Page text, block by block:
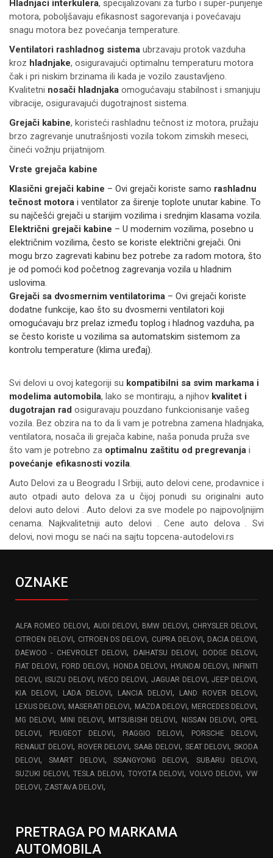
Hladnjaci interkulera, specijalizovani za turbo i super-punjenje
motora, poboljšavaju efikasnost sagorevanja i povećavaju
snagu motora bez povećanja temperature.
Ventilatori rashladnog sistema ubrzavaju protok vazduha
kroz hladnjake, osiguravajući optimalnu temperaturu motora
čak i pri niskim brzinama ili kada je vozilo zaustavljeno.
Kvalitetni nosači hladnjaka omogućavaju stabilnost i smanjuju
vibracije, osiguravajući dugotrajnost sistema.
Grejači kabine, koristeći rashladnu tečnost iz motora, pružaju
brzo zagrevanje unutrašnjosti vozila tokom zimskih meseci,
čineći vožnju prijatnijom.
Vrste grejača kabine
Klasični grejači kabine – Ovi grejači koriste samo rashladnu
tečnost motora i ventilator za širenje toplote unutar kabine. To
su najčešći grejači u starijim vozilima i srednjim klasama vozila.
Električni grejači kabine – U modernim vozilima, posebno u
električnim vozilima, često se koriste električni grejači. Oni
mogu brzo zagrevati kabinu bez potrebe za radom motora, što
je od pomoći kod početnog zagrevanja vozila u hladnim
uslovima.
Grejači sa dvosmernim ventilatorima – Ovi grejači koriste
dodatne funkcije, kao što su dvosmerni ventilatori koji
omogućavaju brz prelaz između toplog i hladnog vazduha, pa
se često koriste u vozilima sa automatskim sistemom za
kontrolu temperature (klima uređaj).
Svi delovi u ovoj kategoriji su kompatibilni sa svim markama i
modelima automobila, lako se montiraju, a njihov kvalitet i
dugotrajan rad osiguravaju pouzdano funkcionisanje vašeg
vozila. Bez obzira na to da li vam je potrebna zamena hladnjaka,
ventilatora, nosača ili grejača kabine, naša ponuda pruža sve
što vam je potrebno za optimalnu zaštitu od pregrevanja i
povećanje efikasnosti vozila.
Auto Delovi za u Beogradu I Srbiji, auto delovi cene, prodavnice i
auto otpadi auto delova za u čijoj ponudi su originalni auto
delovi auto delovi . Auto delovi za sve modele po najpovoljnijim
cenama. Najkvalitetniji auto delovi . Cene auto delova . Svi
delovi, novi mogu se naći na sajtu topcena-autodelovi.rs
OZNAKE
ALFA ROMEO DELOVI , AUDI DELOVI , BMW DELOVI , CHRYSLER DELOVI ,
CITROEN DELOVI , CITROEN DS DELOVI , CUPRA DELOVI , DACIA DELOVI ,
DAEWOO - CHEVROLET DELOVI, DAIHATSU DELOVI, DODGE DELOVI,
FIAT DELOVI, FORD DELOVI, HONDA DELOVI , HYUNDAI DELOVI ,
INFINITI
DELOVI , ISUZU DELOVI , IVECO DELOVI , JAGUAR DELOVI ,JEEP DELOVI ,
KIA DELOVI , LADA DELOVI , LANCIA DELOVI , LAND ROVER DELOVI ,
LEXUS DELOVI, MASERATI DELOVI, MAZDA DELOVI , MERCEDES DELOVI,
MG DELOVI, MINI DELOVI , MITSUBISHI DELOVI, NISSAN DELOVI , OPEL
DELOVI , PEUGEOT DELOVI , PIAGGIO DELOVI , PORSCHE DELOVI ,
RENAULT DELOVI , ROVER DELOVI, SAAB DELOVI , SEAT DELOVI, SKODA
DELOVI ,SMART DELOVI ,SSANGYONG DELOVI, SUBARU DELOVI,
SUZUKI DELOVI ,TESLA DELOVI , TOYOTA DELOVI, VOLVO DELOVI, VW
DELOVI , ZASTAVA DELOVI ,
PRETRAGA PO MARKAMA
AUTOMOBILA